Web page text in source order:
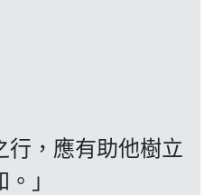
行，應有助他樹立
」